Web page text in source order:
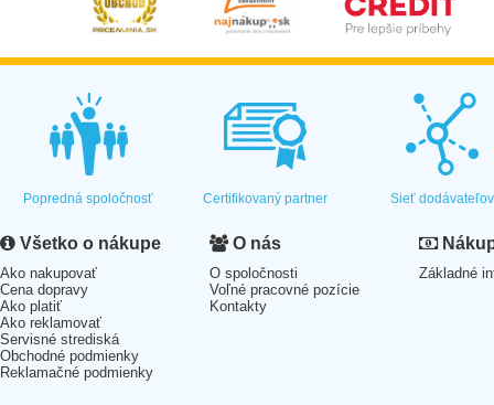
Popredná spoločnosť Certifikovaný partner Sieť dodávateľov
Všetko o nákupe
Ako nakupovať
Cena dopravy
Ako platiť
Ako reklamovať
Servisné strediská
Obchodné podmienky
Reklamačné podmienky
O nás
O spoločnosti
Voľné pracovné pozície
Kontakty
Základné